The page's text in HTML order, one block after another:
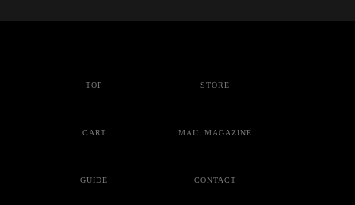
TOP STORE
CART MAIL MAGAZINE
GUIDE CONTACT